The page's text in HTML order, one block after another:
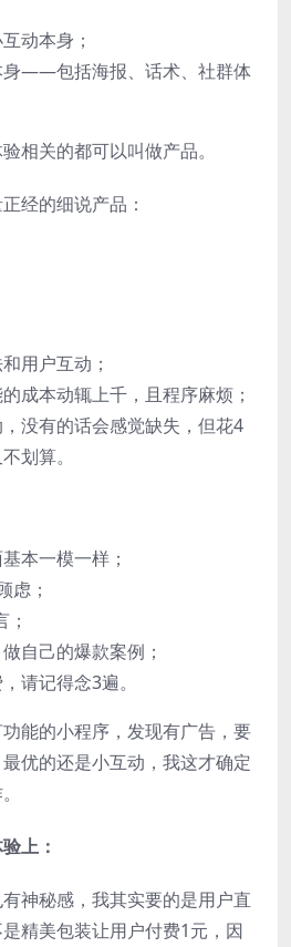
动本身；
身——包括海报、话术、社群体
相关的都可以叫做产品。
经的细说产品：
用户互动；
成本动辄上千，且程序麻烦；
没有的话会感觉缺失，但花4
划算。
本一模一样；
虑；
自己的爆款案例；
请记得念3遍。
能的小程序，发现有广告，要
优的还是小互动，我这才确定
上：
神秘感，我其实要的是用户直
精美包装让用户付费1元，因